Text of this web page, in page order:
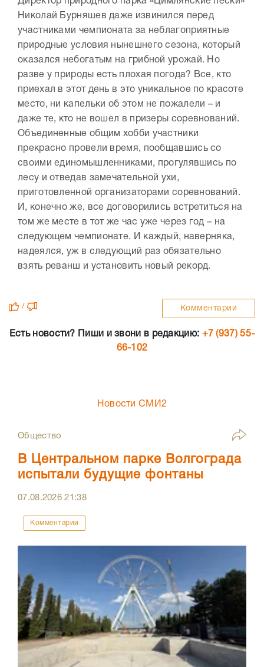
Николай Бурняшев даже извинился перед
участниками чемпионата за неблагоприятные
природные условия нынешнего сезона, который
оказался небогатым на грибной урожай. Но
разве у природы есть плохая погода? Все, кто
приехал в этот день в это уникальное по красоте
место, ни капельки об этом не пожалели – и
даже те, кто не вошел в призеры соревнований.
Объединенные общим хобби участники
прекрасно провели время, пообщавшись со
своими единомышленниками, прогулявшись по
лесу и отведав замечательной ухи,
приготовленной организаторами соревнований.
И, конечно же, все договорились встретиться на
том же месте в тот же час уже через год – на
следующем чемпионате. И каждый, наверняка,
надеялся, уж в следующий раз обязательно
взять реванш и установить новый рекорд.
/ Комментарии
Есть новости? Пиши и звони в редакцию: +7 (937) 55-
66-102
Новости СМИ2
Общество
В Центральном парке Волгограда
испытали будущие фонтаны
07.08.202621:38
Комментарии